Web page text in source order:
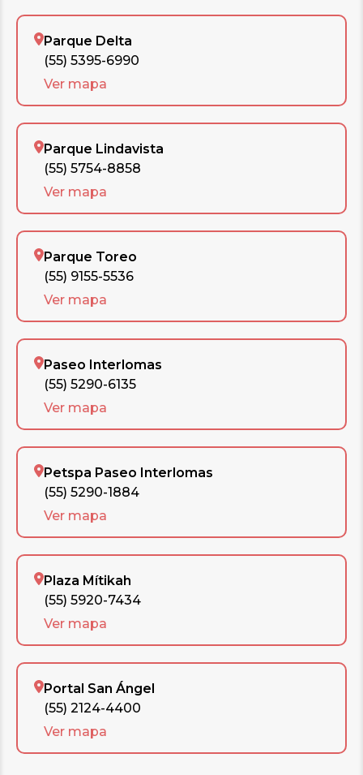
Parque Delta
(55) 5395-6990
Ver mapa
Parque Lindavista
(55) 5754-8858
Ver mapa
Parque Toreo
(55) 9155-5536
Ver mapa
Paseo Interlomas
(55) 5290-6135
Ver mapa
Petspa Paseo Interlomas
(55) 5290-1884
Ver mapa
Plaza Mítikah
(55) 5920-7434
Ver mapa
Portal San Ángel
(55) 2124-4400
Ver mapa